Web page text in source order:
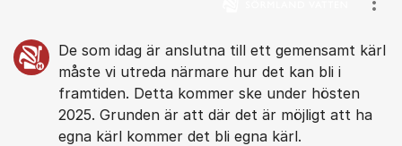
De som idag är anslutna till ett gemensamt kärl
måste vi utreda närmare hur det kan bli i
framtiden. Detta kommer ske under hösten
2025. Grunden är att där det är möjligt att ha
egna kärl kommer det bli egna kärl.